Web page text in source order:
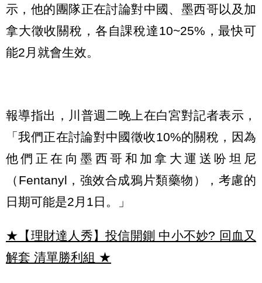
示，他的團隊正在討論對中國、墨西哥以及加
拿大徵收關稅，各自課稅達10~25%，最快可
能2月就會生效。
報導指出，川普週二晚上在白宮對記者表示，
「我們正在討論對中國徵收10%的關稅，因為
他們正在向墨西哥和加拿大運送吩坦尼
（Fentanyl，強效合成鴉片類藥物），考慮的
日期可能是2月1日。」
★【理財達人秀】投信開鍘 中小不妙? 回血又
解套 清單勝利組 ★